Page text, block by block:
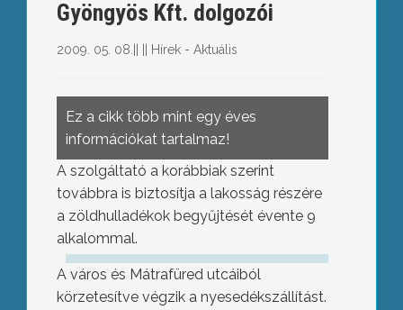
Gyöngyös Kft. dolgozói
2009. 05. 08. Hírek - Aktuális
Ez a cikk több mint egy éves
információkat tartalmaz!
A szolgáltató a korábbiak szerint
továbbra is biztosítja a lakosság részére
a zöldhulladékok begyűjtését évente 9
alkalommal.
A város és Mátrafüred utcáiból
körzetesítve végzik a nyesedékszállítást.